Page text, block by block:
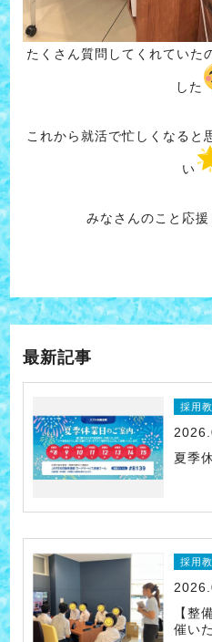
たくさん質問してくれていた
した
これから就活で忙しくなると
い
みなさんのこと応
最新記事
採用
夏季
採用
【整
催い